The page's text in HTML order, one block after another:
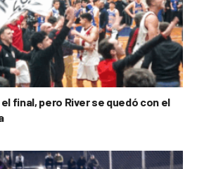
final, pero River se quedó con el